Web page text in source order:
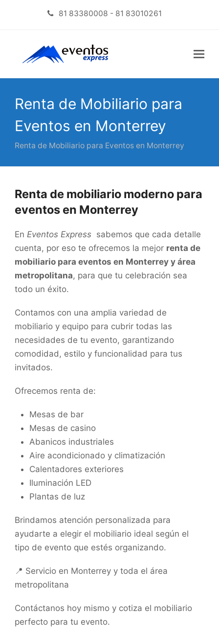
81 83380008 - 81 83010261
Renta de Mobiliario para
Eventos en Monterrey
Renta de Mobiliario para Eventos en Monterrey
Renta de mobiliario moderno para
eventos en Monterrey
En Eventos Express sabemos que cada detalle
cuenta, por eso te ofrecemos la mejor renta de
mobiliario para eventos en Monterrey y área
metropolitana, para que tu celebración sea
todo un éxito.
Contamos con una amplia variedad de
mobiliario y equipo para cubrir todas las
necesidades de tu evento, garantizando
comodidad, estilo y funcionalidad para tus
invitados.
Ofrecemos renta de:
Mesas de bar
Mesas de casino
Abanicos industriales
Aire acondicionado y climatización
Calentadores exteriores
Iluminación LED
Plantas de luz
Brindamos atención personalizada para
ayudarte a elegir el mobiliario ideal según el
tipo de evento que estés organizando.
📍 Servicio en Monterrey y toda el área
metropolitana
Contáctanos hoy mismo y cotiza el mobiliario
perfecto para tu evento.